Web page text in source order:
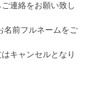
連絡をお願い致し
名前フルネームをご
キャンセルとなり